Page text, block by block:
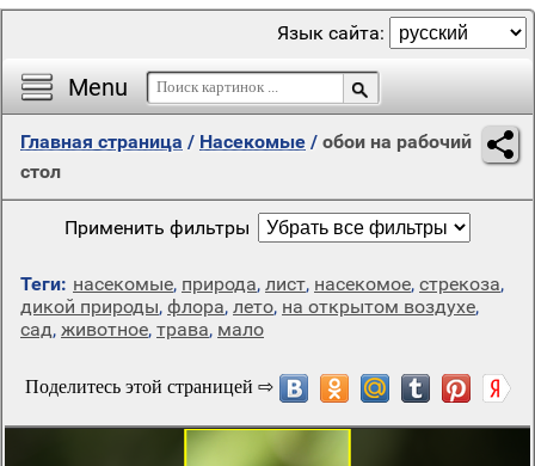
Menu
Язык сайта:
Главная страница / Насекомые / обои на рабочий
стол
Применить фильтры
Теги: насекомые, природа, лист, насекомое, стрекоза,
дикой природы, флора, лето, на открытом воздухе,
сад, животное, трава, мало